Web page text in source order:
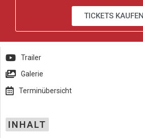
TICKETS KAUFEN
INHALT
Trailer
Galerie
Terminübersicht